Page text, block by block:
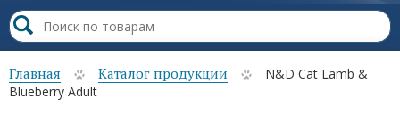
Главная Каталог продукции
N&D Cat Lamb &
Blueberry Adult